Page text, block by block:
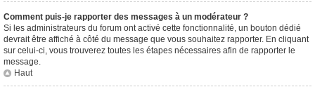
Comment puis-je rapporter des messages à un modérateur ?
Si les administrateurs du forum ont activé cette fonctionnalité, un bouton dédié
devrait être affiché à côté du message que vous souhaitez rapporter. En cliquant
sur celui-ci, vous trouverez toutes les étapes nécessaires afin de rapporter le
message.
Haut